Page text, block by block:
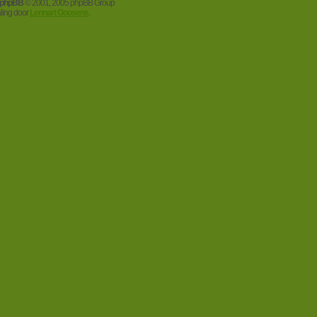
phpBB© 2001, 2005 phpBB Group
door Lennart Goosens.